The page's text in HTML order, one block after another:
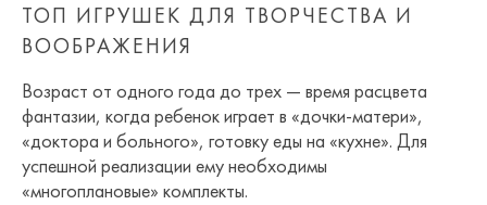
ТОП ИГРУШЕК ДЛЯ ТВОРЧЕСТВА И
ВООБРАЖЕНИЯ
Возраст от одного года до трех — время расцвета
фантазии, когда ребенок играет в «дочки-матери»,
«доктора и больного», готовку еды на «кухне». Для
успешной реализации ему необходимы
«многоплановые» комплекты.